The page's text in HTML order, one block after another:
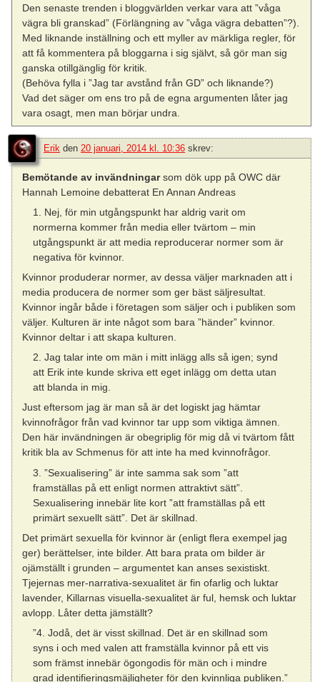
Den senaste trenden i bloggvärlden verkar vara att ”våga
vägra bli granskad” (Förlängning av ”våga vägra debatten”?).
Med liknande inställning och ett myller av märkliga regler, för
att få kommentera på bloggarna i sig självt, så gör man sig
ganska otillgänglig för kritik.
(Behöva fylla i ”Jag tar avstånd från GD” och liknande?)
Vad det säger om ens tro på de egna argumenten låter jag
vara osagt, men man börjar undra.
Erik den 20 januari, 2014 kl. 10:36 skrev:
Bemötande av invändningarsom dök upp på OWC där
Hannah Lemoine debatterat En Annan Andreas
1. Nej, för min utgångspunkt har aldrig varit om
normerna kommer från media eller tvärtom – min
utgångspunkt är att media reproducerar normer som är
negativa för kvinnor.
Kvinnor produderar normer, av dessa väljer marknaden att i
media producera de normer som ger bäst säljresultat.
Kvinnor ingår både i företagen som säljer och i publiken som
väljer. Kulturen är inte något som bara ”händer” kvinnor.
Kvinnor deltar i att skapa kulturen.
2. Jag talar inte om män i mitt inlägg alls så igen; synd
att Erik inte kunde skriva ett eget inlägg om detta utan
att blanda in mig.
Just eftersom jag är man så är det logiskt jag hämtar
kvinnofrågor från vad kvinnor tar upp som viktiga ämnen.
Den här invändningen är obegriplig för mig då vi tvärtom fått
kritik bla av Schmenus för att inte ha med kvinnofrågor.
3. ”Sexualisering” är inte samma sak som ”att
framställas på ett enligt normen attraktivt sätt”.
Sexualisering innebär lite kort ”att framställas på ett
primärt sexuellt sätt”. Det är skillnad.
Det primärt sexuella för kvinnor är (enligt flera exempel jag
ger) berättelser, inte bilder. Att bara prata om bilder är
ojämställt i grunden – argumentet kan anses sexistiskt.
Tjejernas mer-narrativa-sexualitet är fin ofarlig och luktar
lavender, Killarnas visuella-sexualitet är ful, hemsk och luktar
avlopp. Låter detta jämställt?
”4. Jodå, det är visst skillnad. Det är en skillnad som
syns i och med valen att framställa kvinnor på ett vis
som främst innebär ögongodis för män och i mindre
grad identifieringsmäjligheter för den kvinnliga publiken.”